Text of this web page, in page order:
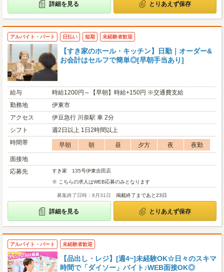
詳細を見る とりあえず保存
アルバイト・パート 日払い 短期 未経験者歓迎
【すき家のホール・キッチン】日勤｜オーダー&
お会計はセルフで簡単◎[早朝手当あり]
給与
時給1200円～【早朝】時給+150円 ※交通費支給
勤務地
伊東市
アクセス
伊豆急行 川奈駅 車 2分
シフト
週2日以上 1日2時間以上
時間帯
早朝 朝 昼 夕方 夜
夜勤
面接地
応募先
すき家 135号伊東吉田店
※ こちらの求人はWEB応募のみとなります
募集終了日時：8月31日 掲載終了まであと23日
詳細を見る とりあえず保存
アルバイト・パート 未経験者歓迎
【品出し・レジ】[週4~]未経験OK☆日々のスキマ
時間で「ダイソー」バイト♪WEB面接OK◎